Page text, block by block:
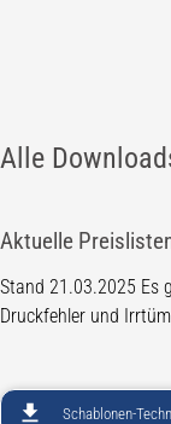
Alle
Aktuelle
Stand 21.03.2025 Es
Druckfehler und
Schablonen-